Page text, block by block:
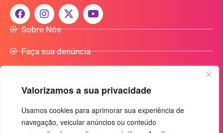
Valorizamos a sua privacidade
Usamos cookies para aprimorar sua experiência de
navegação, veicular anúncios ou conteúdo
Sobre Nós
Faça sua denúncia
Anuncie Conosco
+55 (92) 3085-7464